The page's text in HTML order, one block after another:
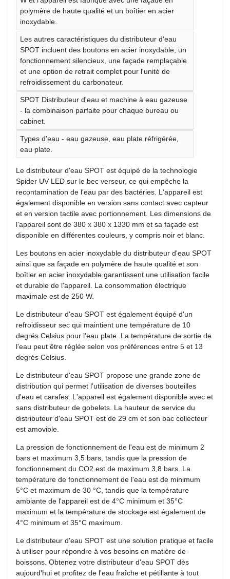
polymère de haute qualité et un boîtier en acier
inoxydable.
Les autres caractéristiques du distributeur d'eau
SPOT incluent des boutons en acier inoxydable, un
fonctionnement silencieux, une façade remplaçable
et une option de retrait complet pour l'unité de
refroidissement du carbonateur.
SPOT Distributeur d'eau et machine à eau gazeuse
- la combinaison parfaite pour chaque bureau ou
cabinet.
Types d'eau - eau gazeuse, eau plate réfrigérée,
eau plate.
Le distributeur d'eau SPOT est équipé de la technologie
Spider UV LED sur le bec verseur, ce qui empêche la
recontamination de l'eau par des bactéries. L'appareil est
également disponible en version sans contact avec capteur
et en version tactile avec portionnement. Les dimensions de
l'appareil sont de 380 x 380 x 1330 mm et sa façade est
disponible en différentes couleurs, y compris noir et blanc.
Les boutons en acier inoxydable du distributeur d'eau SPOT
ainsi que sa façade en polymère de haute qualité et son
boîtier en acier inoxydable garantissent une utilisation facile
et durable de l'appareil. La consommation électrique
maximale est de 250 W.
Le distributeur d'eau SPOT est également équipé d'un
refroidisseur sec qui maintient une température de 10
degrés Celsius pour l'eau plate. La température de sortie de
l'eau peut être réglée selon vos préférences entre 5 et 13
degrés Celsius.
Le distributeur d'eau SPOT propose une grande zone de
distribution qui permet l'utilisation de diverses bouteilles
d'eau et carafes. L'appareil est également disponible avec et
sans distributeur de gobelets. La hauteur de service du
distributeur d'eau SPOT est de 29 cm et son bac collecteur
est amovible.
La pression de fonctionnement de l'eau est de minimum 2
bars et maximum 3,5 bars, tandis que la pression de
fonctionnement du CO2 est de maximum 3,8 bars. La
température de fonctionnement de l'eau est de minimum
5°C et maximum de 30 °C, tandis que la température
ambiante de l'appareil est de 4°C minimum et 35°C
maximum et la température de stockage est également de
4°C minimum et 35°C maximum.
Le distributeur d'eau SPOT est une solution pratique et facile
à utiliser pour répondre à vos besoins en matière de
boissons. Obtenez votre distributeur d'eau SPOT dès
aujourd'hui et profitez de l'eau fraîche et pétillante à tout